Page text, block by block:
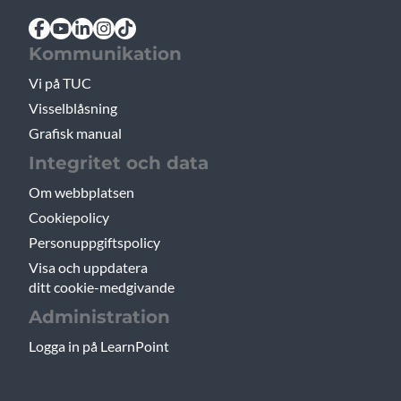
Kommunikation
Vi på TUC
Visselblåsning
Grafisk manual
Integritet och data
Om webbplatsen
Cookiepolicy
Personuppgiftspolicy
Visa och uppdatera
ditt cookie-medgivande
Administration
Logga in på LearnPoint